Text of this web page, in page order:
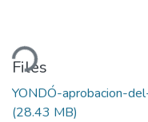
Files
YONDÓ-aprobacion-
(28.43 MB)